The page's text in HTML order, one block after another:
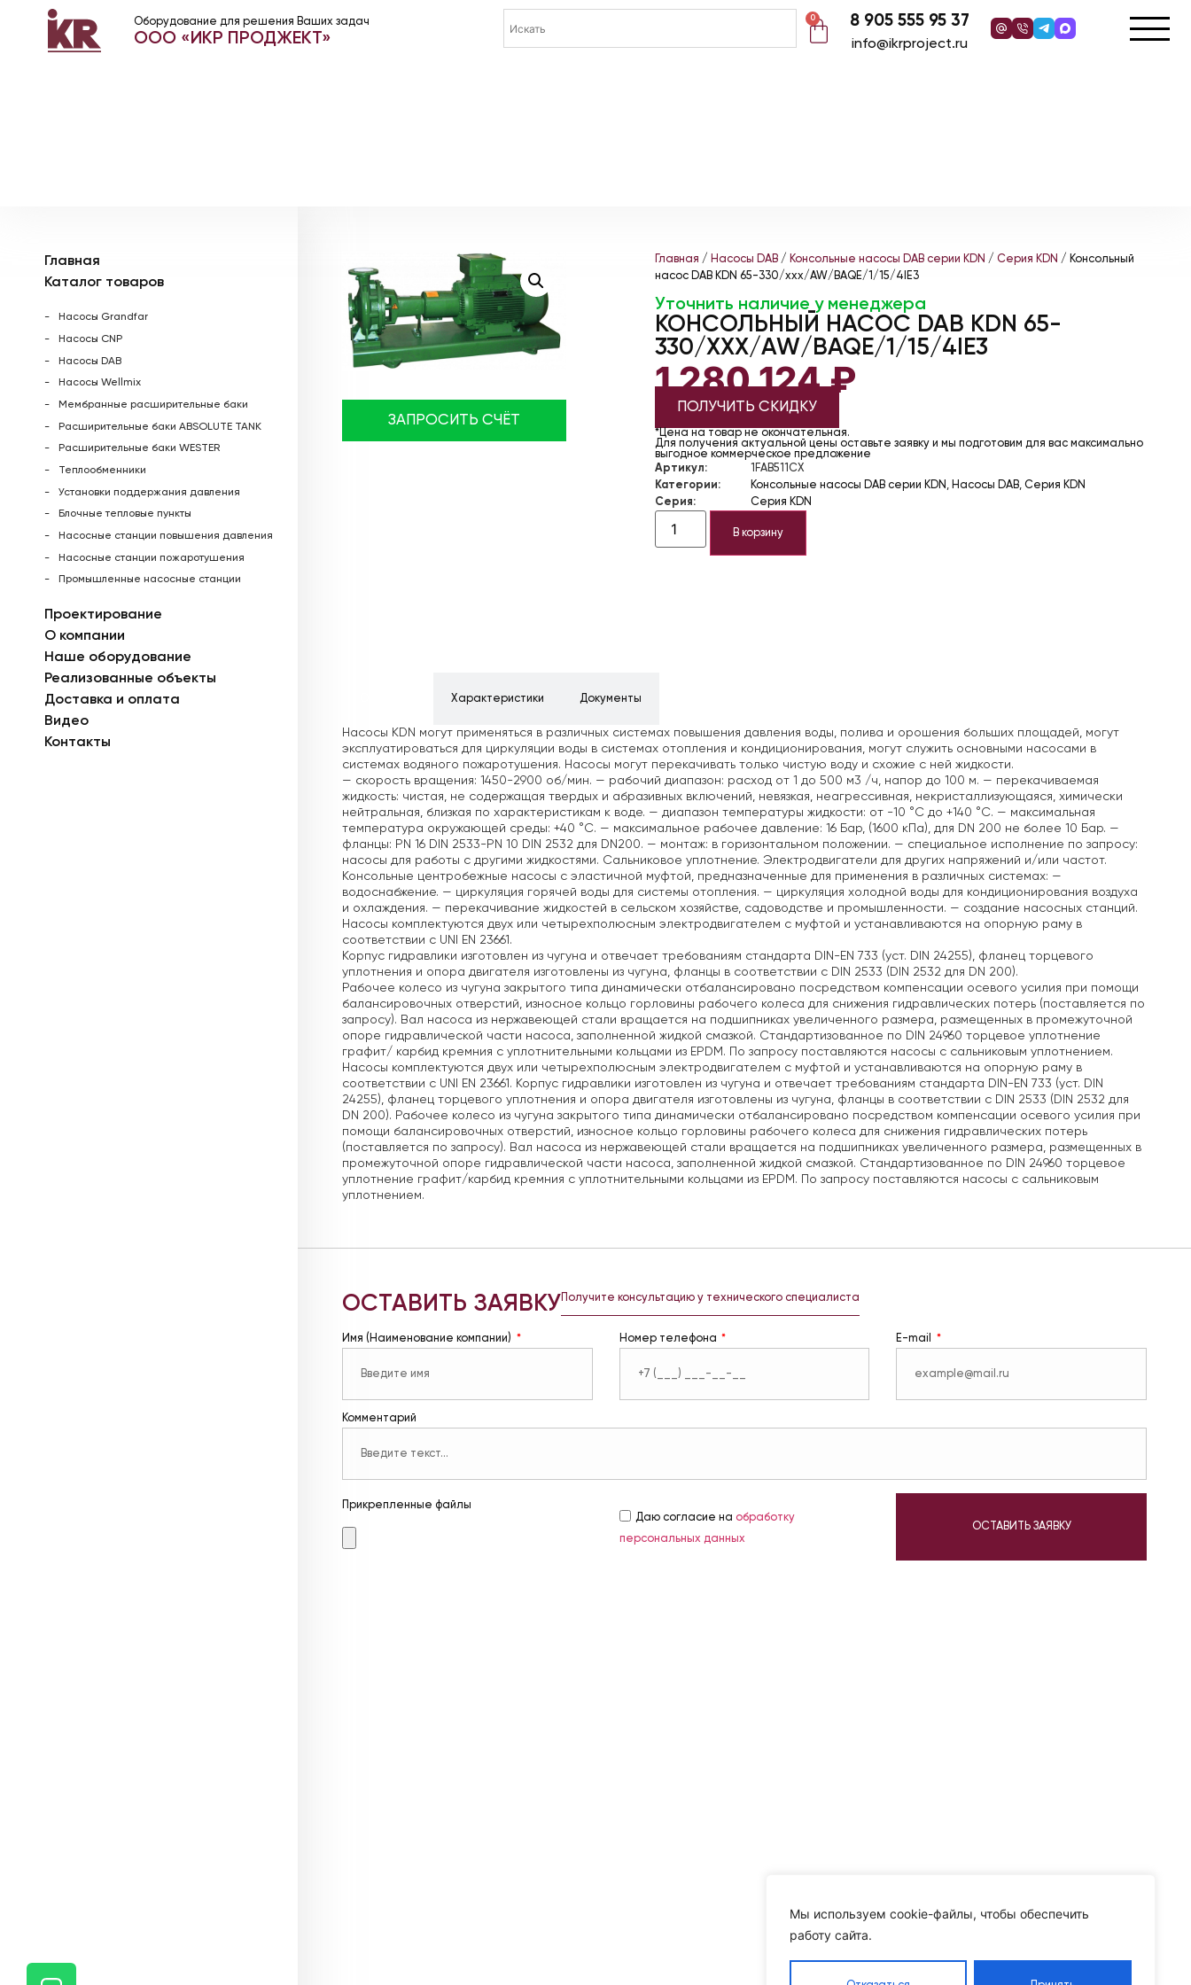
Мы используем cookie-файлы, чтобы обеспечить
работу сайта.
Оборудование для решения Ваших задач
ООО «ИКР ПРОДЖЕКТ»
0 8 905 555 95 37
info@ikrproject.ru
Главная
Каталог товаров
Насосы Grandfar
Насосы CNP
Насосы DAB
Насосы Wellmix
Мембранные расширительные баки
Расширительные баки ABSOLUTE TANK
Расширительные баки WESTER
Теплообменники
Установки поддержания давления
Блочные тепловые пункты
Насосные станции повышения давления
Насосные станции пожаротушения
Промышленные насосные станции
Проектирование
О компании
Наше оборудование
Реализованные объекты
Доставка и оплата
Видео
Контакты
ЗАПРОСИТЬ СЧЁТ
Главная / Насосы DAB/ Консольные насосы DAB серии KDN / Серия KDN / Консольный
насос DAB KDN 65-330/xxx/AW/BAQE/1/15/4IE3
Уточнить наличие у менеджера
КОНСОЛЬНЫЙ НАСОС DAB KDN 65-
330/XXX/AW/BAQE/1/15/4IE3
1 280 124₽
ПОЛУЧИТЬ СКИДКУ
*Цена на товар не окончательная.
Для получения актуальной цены оставьте заявку и мы подготовим для вас максимально
выгодное коммерческое предложение
Артикул:
1FAB511CX
Категории:
Консольные насосы DAB серии KDN , Насосы DAB, Серия KDN
Серия:
Серия KDN
В корзину
Характеристики Документы
Насосы KDN могут применяться в различных системах повышения давления воды, полива и орошения больших площадей, могут
эксплуатироваться для циркуляции воды в системах отопления и кондиционирования, могут служить основными насосами в
системах водяного пожаротушения. Насосы могут перекачивать только чистую воду и схожие с ней жидкости.
— скорость вращения: 1450-2900 об/мин. — рабочий диапазон: расход от 1 до 500 м3 /ч, напор до 100 м. — перекачиваемая
жидкость: чистая, не содержащая твердых и абразивных включений, невязкая, неагрессивная, некристаллизующаяся, химически
нейтральная, близкая по характеристикам к воде. — диапазон температуры жидкости: от -10 °C до +140 °C. — максимальная
температура окружающей среды: +40 °C. — максимальное рабочее давление: 16 Бар, (1600 кПа), для DN 200 не более 10 Бар. —
фланцы: PN 16 DIN 2533-PN 10 DIN 2532 для DN200. — монтаж: в горизонтальном положении. — специальное исполнение по запросу:
насосы для работы с другими жидкостями. Сальниковое уплотнение. Электродвигатели для других напряжений и/или частот.
Консольные центробежные насосы с эластичной муфтой, предназначенные для применения в различных системах: —
водоснабжение. — циркуляция горячей воды для системы отопления. — циркуляция холодной воды для кондиционирования воздуха
и охлаждения. — перекачивание жидкостей в сельском хозяйстве, садоводстве и промышленности. — создание насосных станций.
Насосы комплектуются двух или четырехполюсным электродвигателем с муфтой и устанавливаются на опорную раму в
соответствии с UNI EN 23661.
Корпус гидравлики изготовлен из чугуна и отвечает требованиям стандарта DIN-EN 733 (уст. DIN 24255), фланец торцевого
уплотнения и опора двигателя изготовлены из чугуна, фланцы в соответствии с DIN 2533 (DIN 2532 для DN 200).
Рабочее колесо из чугуна закрытого типа динамически отбалансировано посредством компенсации осевого усилия при помощи
балансировочных отверстий, износное кольцо горловины рабочего колеса для снижения гидравлических потерь (поставляется по
запросу). Вал насоса из нержавеющей стали вращается на подшипниках увеличенного размера, размещенных в промежуточной
опоре гидравлической части насоса, заполненной жидкой смазкой. Стандартизованное по DIN 24960 торцевое уплотнение
графит/ карбид кремния с уплотнительными кольцами из EPDM. По запросу поставляются насосы с сальниковым уплотнением.
Насосы комплектуются двух или четырехполюсным электродвигателем с муфтой и устанавливаются на опорную раму в
соответствии с UNI EN 23661. Корпус гидравлики изготовлен из чугуна и отвечает требованиям стандарта DIN-EN 733 (уст. DIN
24255), фланец торцевого уплотнения и опора двигателя изготовлены из чугуна, фланцы в соответствии с DIN 2533 (DIN 2532 для
DN 200). Рабочее колесо из чугуна закрытого типа динамически отбалансировано посредством компенсации осевого усилия при
помощи балансировочных отверстий, износное кольцо горловины рабочего колеса для снижения гидравлических потерь
(поставляется по запросу). Вал насоса из нержавеющей стали вращается на подшипниках увеличенного размера, размещенных в
промежуточной опоре гидравлической части насоса, заполненной жидкой смазкой. Стандартизованное по DIN 24960 торцевое
уплотнение графит/карбид кремния с уплотнительными кольцами из EPDM. По запросу поставляются насосы с сальниковым
уплотнением.
ОСТАВИТЬ ЗАЯВКУ Получите консультацию у технического специалиста
Имя (Наименование компании) Номер телефона E-mail
Комментарий
Прикрепленные файлы
Даю согласие на обработку
персональных данных
ОСТАВИТЬ ЗАЯВКУ